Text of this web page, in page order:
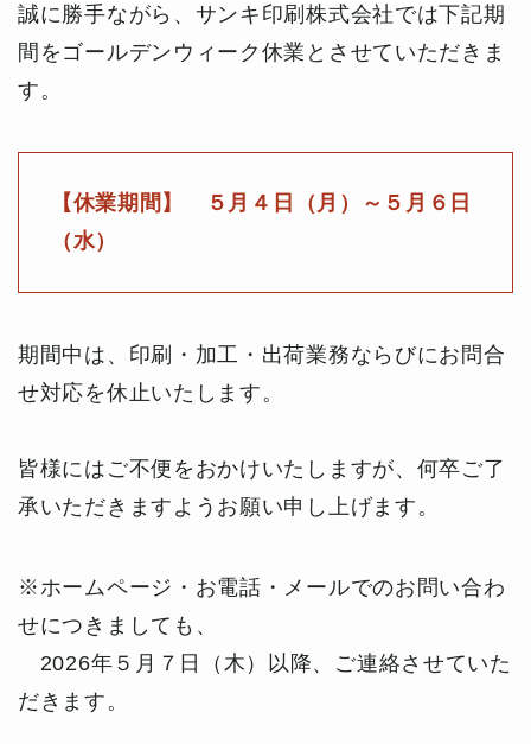
誠に勝手ながら、サンキ印刷株式会社では下記期
間をゴールデンウィーク休業とさせていただきま
す。
【休業期間】 ５月４日（月）～５月６日
（水）
期間中は、印刷・加工・出荷業務ならびにお問合
せ対応を休止いたします。
皆様にはご不便をおかけいたしますが、何卒ご了
承いただきますようお願い申し上げます。
※ホームページ・お電話・メールでのお問い合わ
せにつきましても、
2026年５月７日（木）以降、ご連絡させていた
だきます。